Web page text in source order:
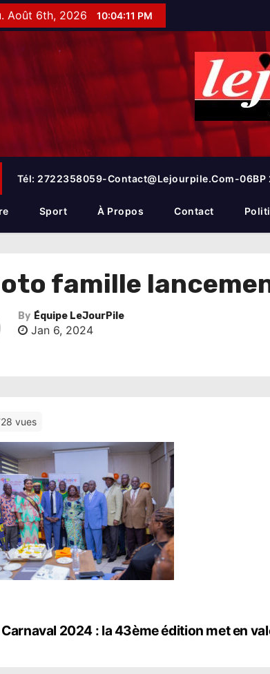
Août 6th, 2026 10:04:11 PM
Tél: 2722358059-Contact@lejourpile.com-06BP
Sport À Propos Contact
famille
By Équipe LeJourPile
Jan 6, 2024
vues
2024 : la 43ème édition met en